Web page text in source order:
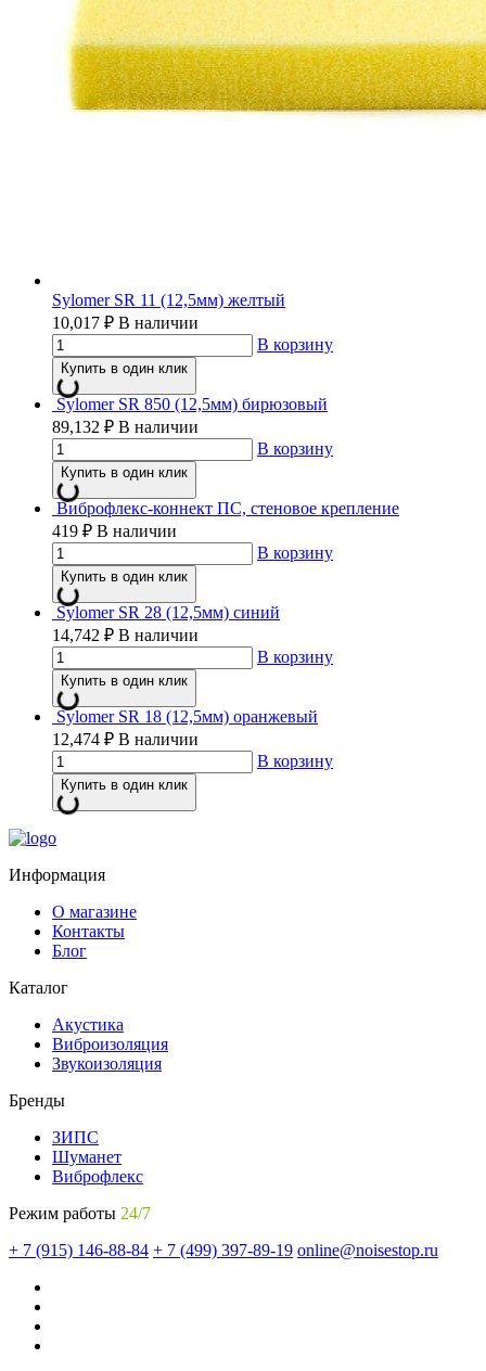
Sylomer SR 11 (12,5мм) желтый
10,017 ₽ В наличии
В корзину
Купить в один клик
Sylomer SR 850 (12,5мм) бирюзовый
89,132 ₽ В наличии
В корзину
Купить в один клик
Виброфлекс-коннект ПС, стеновое крепление
419 ₽ В наличии
В корзину
Купить в один клик
Sylomer SR 28 (12,5мм) синий
14,742 ₽ В наличии
В корзину
Купить в один клик
Sylomer SR 18 (12,5мм) оранжевый
12,474 ₽ В наличии
В корзину
Купить в один клик
Информация
О магазине
Контакты
Блог
Каталог
Акустика
Виброизоляция
Звукоизоляция
Бренды
ЗИПС
Шуманет
Виброфлекс
Режим работы 24/7
+ 7 (915) 146-88-84 + 7 (499) 397-89-19 online@noisestop.ru